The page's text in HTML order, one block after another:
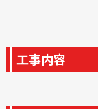
工事内容